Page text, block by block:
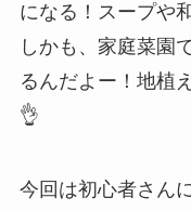
になる！スープや
しかも、家庭菜園
るんだよー！地植
👌
今回は初心者さん